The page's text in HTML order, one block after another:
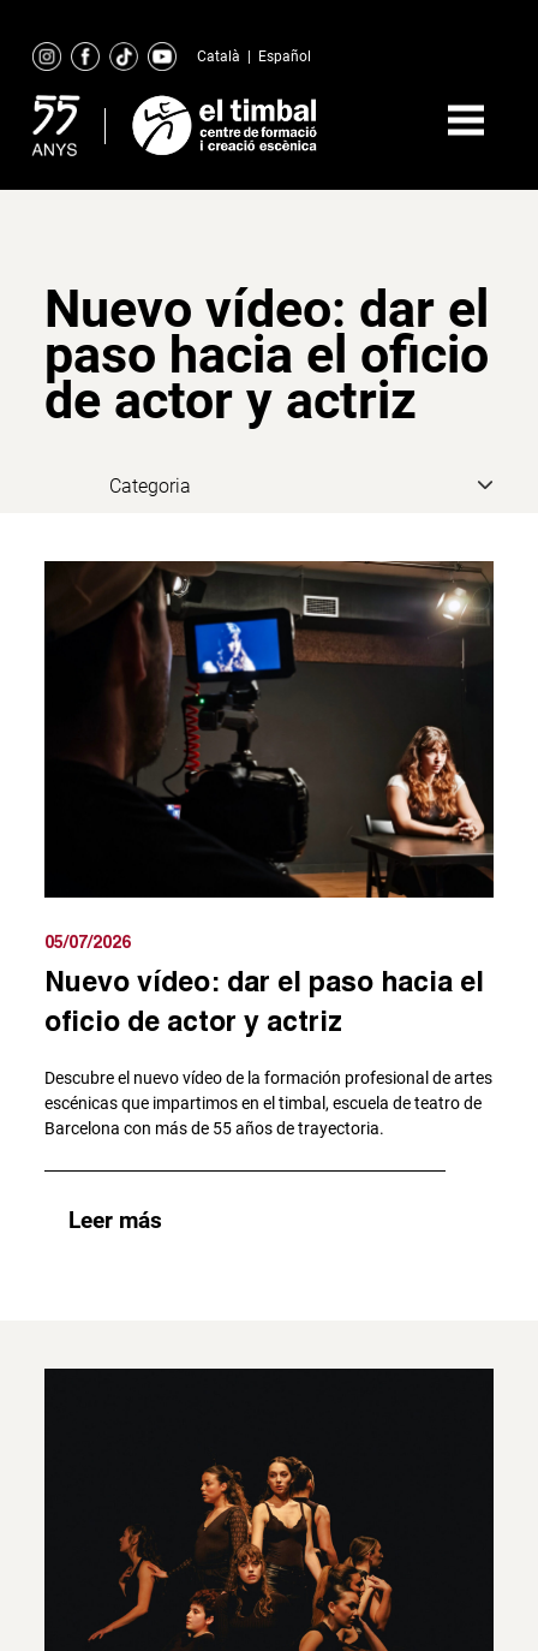
content
Català Español
Nuevo vídeo: dar el
paso hacia el oficio
de actor y actriz
05/07/2026
Nuevo vídeo: dar el paso hacia el
oficio de actor y actriz
Descubre el nuevo vídeo de la formación profesional de artes
escénicas que impartimos en el timbal, escuela de teatro de
Barcelona con más de 55 años de trayectoria.
Leer más